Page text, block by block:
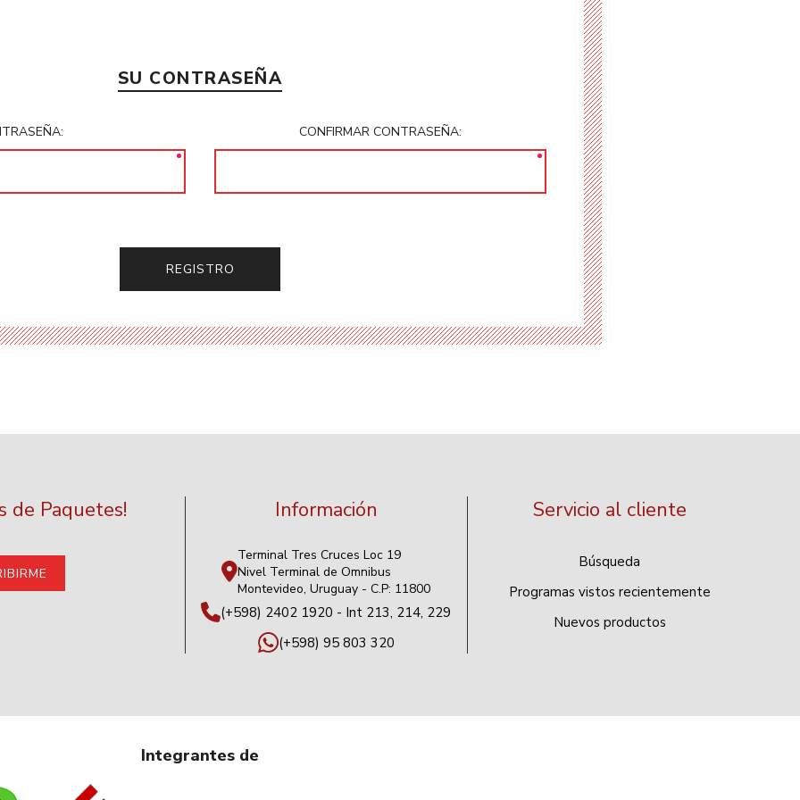
SU CONTRASEÑA
CONFIRMAR CONTRASEÑA:
de Paquetes! Información
Terminal Tres Cruces Loc 19
Nivel Terminal de Omnibus
Montevideo, Uruguay - C.P: 11800
(+598) 2402 1920 - Int 213, 214, 229
(+598) 95 803 320
Servicio al cliente
Búsqueda
Programas vistos recientemente
Nuevos productos
Integrantes de